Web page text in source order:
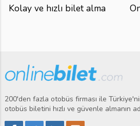
Kolay ve hızlı bilet alma
200'den fazla otobüs firması ile
otobüs biletini hızlı ve güvenle almanın